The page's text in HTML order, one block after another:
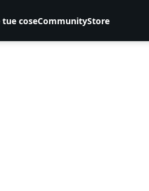
coseCommunityStore